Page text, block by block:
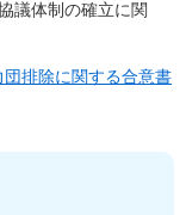
議体制の確立に関
排除に関する合意書